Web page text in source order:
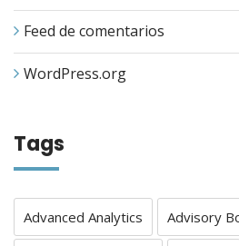
Feed de comentarios
WordPress.org
Tags
Advanced Analytics Advisory